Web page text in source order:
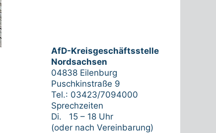
AfD-Kreisgeschäftsstelle
Nordsachsen
04838 Eilenburg
Puschkinstraße 9
Tel.: 03423/7094000
Sprechzeiten
Di. 15 – 18 Uhr
(oder nach Vereinbarung)